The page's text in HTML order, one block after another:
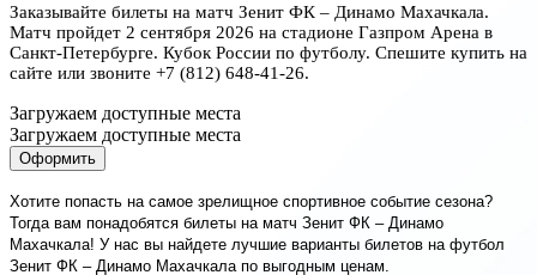
Заказывайте билеты на матч Зенит ФК – Динамо Махачкала.
Матч пройдет 2 сентября 2026 на стадионе Газпром Арена в
Санкт-Петербурге. Кубок России по футболу. Спешите купить на
сайте или звоните +7 (812) 648-41-26.
Загружаем доступные места
Загружаем доступные места
Оформить
Хотите попасть на самое зрелищное спортивное событие сезона?
Тогда вам понадобятся билеты на матч Зенит ФК – Динамо
Махачкала! У нас вы найдете лучшие варианты билетов на футбол
Зенит ФК – Динамо Махачкала по выгодным ценам.